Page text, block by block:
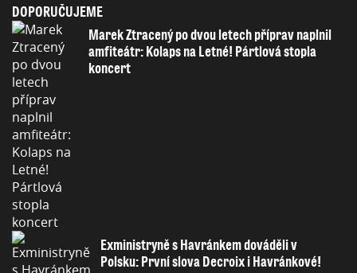
DOPORUČUJEME
Marek Ztracený po dvou letech příprav naplnil
amfiteátr: Kolaps na Letné! Pártlová stopla
koncert
Exministryně s Havránkem dováděli v
Polsku: První slova Decroix i Havránkové!